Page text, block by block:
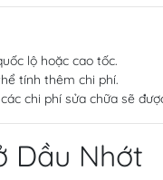
lộ hoặc cao tốc.
tính thêm chi phí.
chi phí sửa chữa sẽ
Dầu Nhớt